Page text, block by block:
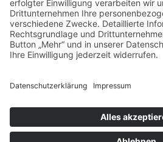
HGV Emstek on
Impressum